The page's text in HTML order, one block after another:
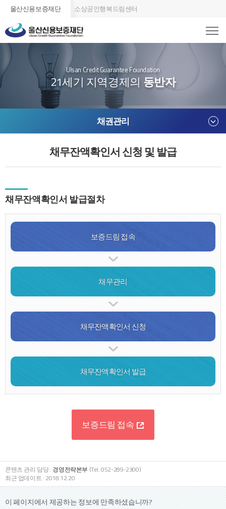
울산신용보증재단 소상공인행복드림센터
Ulsan Credit Guarantee Foundation
21세기 지역경제의 동반자
채권관리
채무잔액확인서 신청 및 발급
채무잔액확인서 발급절차
보증드림 접속
채무관리
채무잔액확인서 신청
채무잔액확인서 발급
보증드림 접속
콘텐츠 관리 담당 : 경영전략본부 (Tel. 052-289-2300)
최근 업데이트 : 2018.12.20
이 페이지에서 제공하는 정보에 만족하셨습니까?